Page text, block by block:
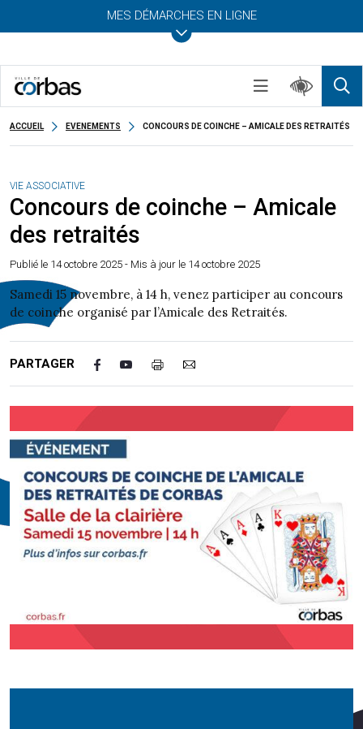
MES DÉMARCHES EN LIGNE
ACCUEIL EVENEMENTS CONCOURS DE COINCHE – AMICALE DES RETRAITÉS
VIE ASSOCIATIVE
Concours de coinche – Amicale
des retraités
Publié le 14 octobre 2025 - Mis à jour le 14 octobre 2025
Samedi 15 novembre, à 14 h, venez participer au concours
de coinche organisé par l’Amicale des Retraités.
PARTAGER